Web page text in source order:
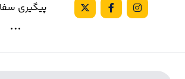
پیگیری